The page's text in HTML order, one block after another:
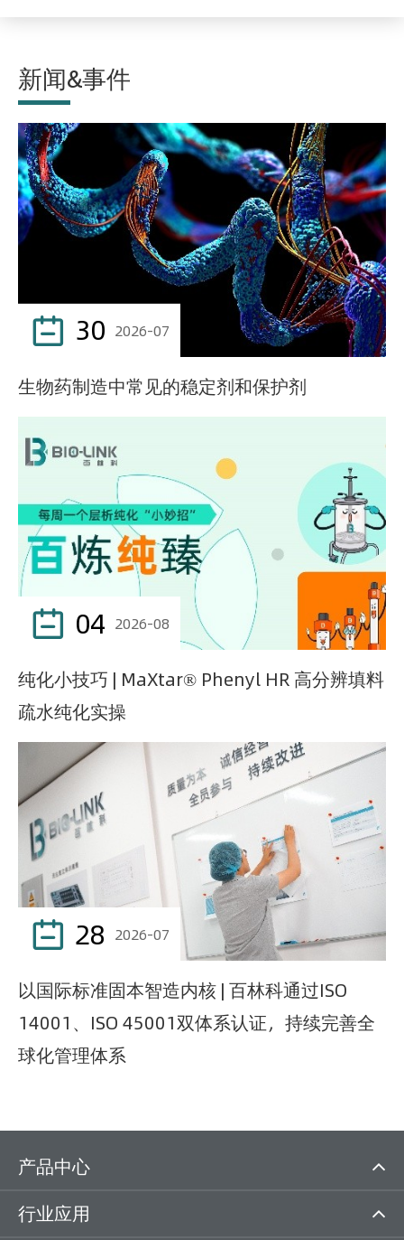
新闻&事件
 30 2026-07
生物药制造中常见的稳定剂和保护剂
 04 2026-08
纯化小技巧 | MaXtar® Phenyl HR 高分辨填料
疏水纯化实操
 28 2026-07
以国际标准固本智造内核 | 百林科通过ISO
14001、ISO 45001双体系认证，持续完善全
球化管理体系
产品中心
行业应用